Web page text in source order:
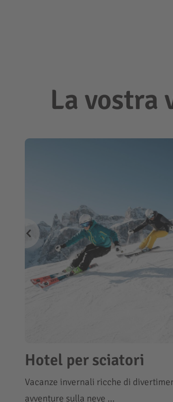
La vostra
Hotel per sciatori
Vacanze invernali ricche di
avventure sulla neve …